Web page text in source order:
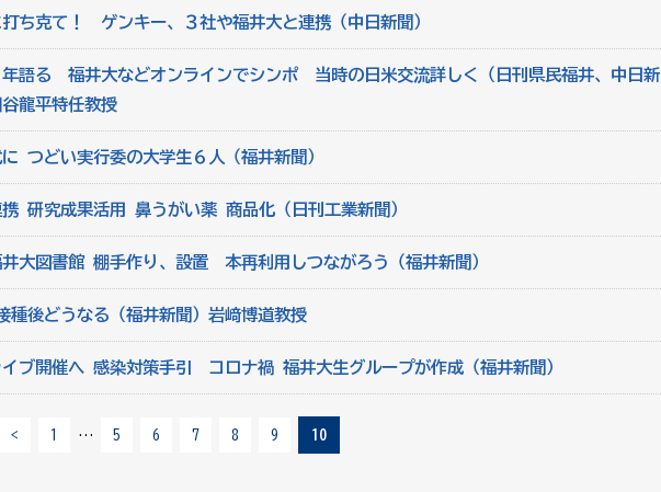
ち克て！ ゲンキー、３社や福井大と連携（中日新聞）
年語る 福井大などオンラインでシンポ 当時の日米交流詳しく（日刊県民福井、中日新
龍平特任教授
つどい実行委の大学生６人（福井新聞）
研究成果活用 鼻うがい薬 商品化（日刊工業新聞）
大図書館 棚手作り、設置 本再利用しつながろう（福井新聞）
種後どうなる（福井新聞）岩﨑博道教授
ブ開催へ 感染対策手引 コロナ禍 福井大生グループが作成（福井新聞）
< 1 … 5 6 7 8 9 10